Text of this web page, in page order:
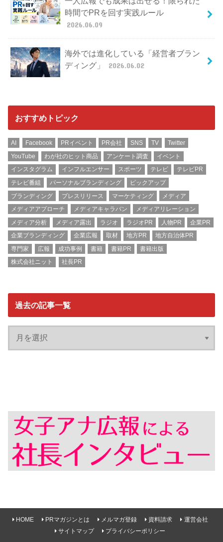
時間でPRを回す実践ルール
2026.06.09
海外では進化している「経営者ブラン
ディング」
2026.06.02
おすすめトピック
AI Facebook PRイベント PR会社 SNS TV
Twitter
YouTube
わが社のヒット商品 アンケート調査
イベント
インスタグラム
インフルエンサー スポーツ テレビ
テレビPR
テレビ番組
パーソナルブランディング
ピックアップ
ブランディング
プレスリリース マーケティング
メディア
メディアアプローチ
メディアキャラバン
メディアリレーション
メディア分析
メディア露出 ラジオ ラジオPR 人物PR
企業PR
企業ブランディング
企業広報 取材 地方PR
地方自治体PR
専門家
広報 成功事例 書籍 書籍PR
書籍出版
株式会社ニット
社長PR
過去の記事一覧
HOME PRマガジンとは メルマガ登録 資料請求
運営会社
サイトマップ
プライバシーポリシー